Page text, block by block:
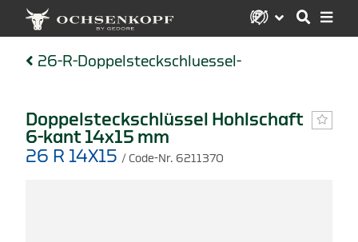
26-R-Doppelsteckschluessel-
Doppelsteckschlüssel Hohlschaft
6-kant 14x15 mm
26 R 14X15 / Code-Nr. 6211370